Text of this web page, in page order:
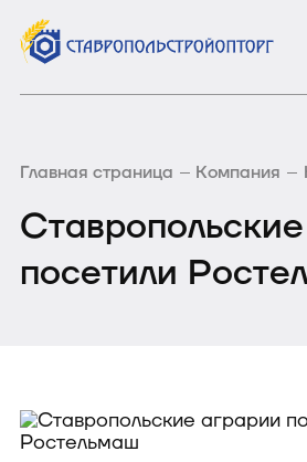
Главная страница Компания
посетили